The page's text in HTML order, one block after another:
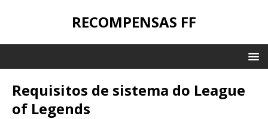
RECOMPENSAS FF
Requisitos de sistema do League
of Legends